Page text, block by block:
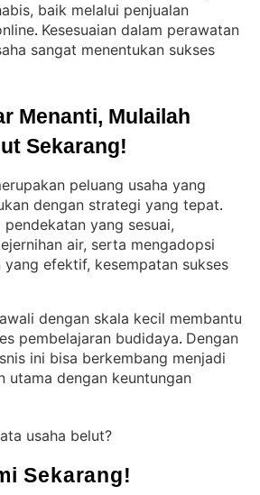
baik melalui penjualan
. Kesesuaian dalam perawatan
sangat menentukan sukses
Menanti, Mulailah
Sekarang!
peluang usaha yang
dengan strategi yang tepat
yang sesuai,
air, serta mengadopsi
yang efektif, kesempatan sukses
dengan skala kecil membantu
pembelajaran budidaya. Dengan
ini bisa berkembang menjadi
utama dengan keuntungan
usaha belut?
Sekarang!